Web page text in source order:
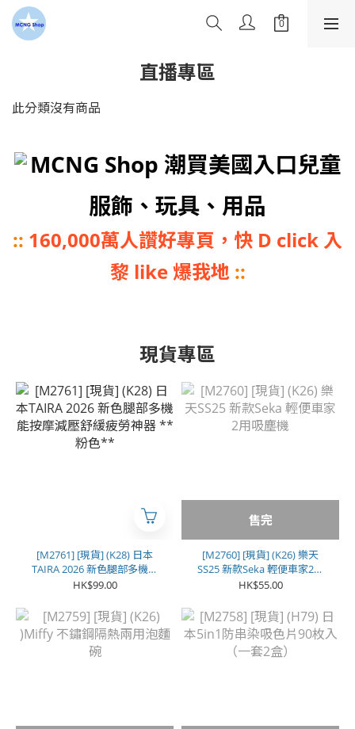
直播專區
此分類沒有商品
MCNG Shop 潮買美國入口兒童
服飾、玩具、用品
:: 160,000萬人讚好專頁，快 D click 入
黎 like 爆我地 ::
現貨專區
[M2761] [現貨] (K28) 日本
TAIRA 2026 新色腿部多機能
按摩減壓舒緩疲勞神器 **粉
HK$99.00
售完
[M2760] [現貨] (K26) 樂天
SS25 新款Seka 輕便車家2用
吸塵機
HK$55.00